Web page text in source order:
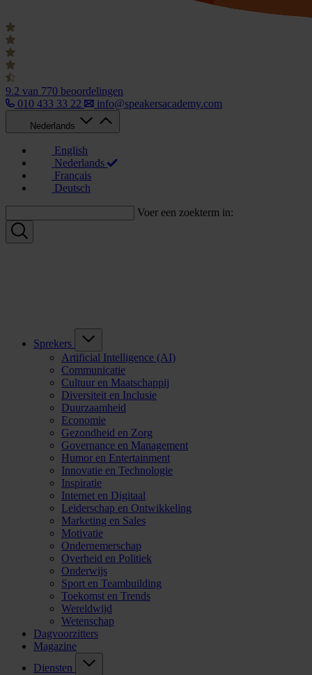
9.2 van 770 beoordelingen
010 433 33 22
info@speakersacademy.com
Nederlands
English
Nederlands
Français
Deutsch
Voer een zoekterm in:
Sprekers
Artificial Intelligence (AI)
Communicatie
Cultuur en Maatschappij
Diversiteit en Inclusie
Duurzaamheid
Economie
Gezondheid en Zorg
Governance en Management
Humor en Entertainment
Innovatie en Technologie
Inspiratie
Internet en Digitaal
Leiderschap en Ontwikkeling
Marketing en Sales
Motivatie
Ondernemerschap
Overheid en Politiek
Onderwijs
Sport en Teambuilding
Toekomst en Trends
Wereldwijd
Wetenschap
Dagvoorzitters
Magazine
Diensten